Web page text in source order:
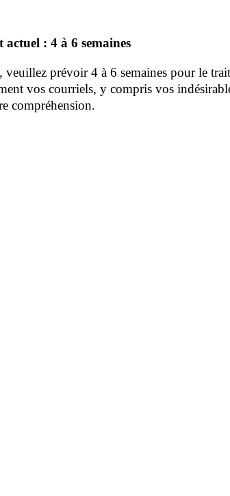
: 4 à 6 semaines
prévoir 4 à 6 semaines pour le
vos courriels, y compris vos
compréhension.